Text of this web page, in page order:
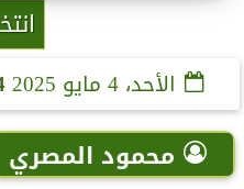
الأحد، 4 مايو 2025
محمود المصري